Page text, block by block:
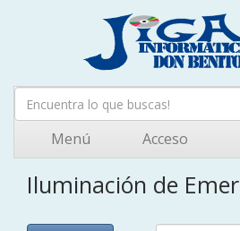
Menú Acceso
Iluminación de